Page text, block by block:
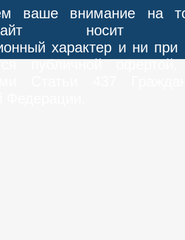
ваше внимание на
сайт носит
характер и ни при
публичной офертой,